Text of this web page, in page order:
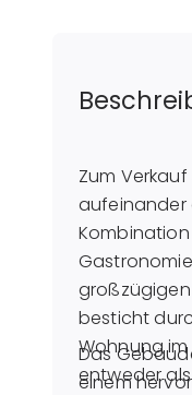
Zum
großzügigen
besticht
Wohnung
entweder
Das
einem